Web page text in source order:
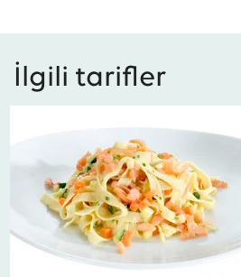
İlgili tarifler